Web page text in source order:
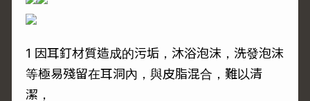
1 因耳釘材質造成的污垢，沐浴泡沫，洗發泡沫
等極易殘留在耳洞內，與皮脂混合，難以清
潔，